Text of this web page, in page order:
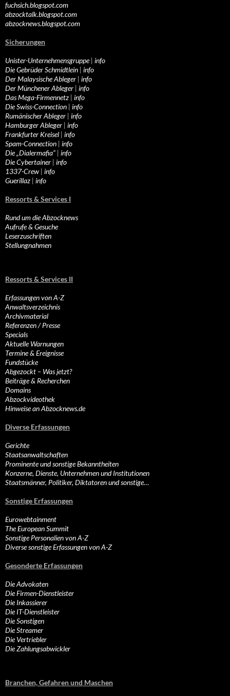
fuchsich.blogspot.com
abzocktalk.blogspot.com
abzocknews.blogspot.com
Sicherungen
Unister-Unternehmensgruppe| info
Die Gebrüder Schmidtlein | info
Der Malaysische Ableger | info
Der Münchener Ableger | info
Das Mega-Firmennetz | info
Die Swiss-Connection | info
Rumänischer Ableger | info
Hamburger Ableger | info
Frankfurter Kreisel | info
Spam-Connection | info
Die „Dialermafia“ | info
Die Cybertainer | info
1337-Crew | info
Guerillaz | info
Ressorts & Services I
Rund um die Abzocknews
Aufrufe & Gesuche
Leserzuschriften
Stellungnahmen
Ressorts & Services II
Erfassungen von A-Z
Anwaltsverzeichnis
Archivmaterial
Referenzen / Presse
Specials
Aktuelle Warnungen
Termine & Ereignisse
Fundstücke
Abgezockt – Was jetzt?
Beiträge & Recherchen
Domains
Abzockvideothek
Hinweise an Abzocknews.de
Diverse Erfassungen
Gerichte
Staatsanwaltschaften
Prominente und sonstige Bekanntheiten
Konzerne, Dienste, Unternehmen und Institutionen
Staatsmänner, Politiker, Diktatoren und sonstige…
Sonstige Erfassungen
Eurowebtainment
The European Summit
Sonstige Personalien von A-Z
Diverse sonstige Erfassungen von A-Z
Gesonderte Erfassungen
Die Advokaten
Die Firmen-Dienstleister
Die Inkassierer
Die IT-Dienstleister
Die Sonstigen
Die Streamer
Die Vertriebler
Die Zahlungsabwickler
Branchen, Gefahren und Maschen